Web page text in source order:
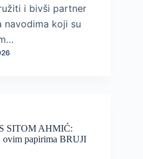
i bivši partner
navodima koji su
SITOM AHMIĆ:
papirima BRUJI